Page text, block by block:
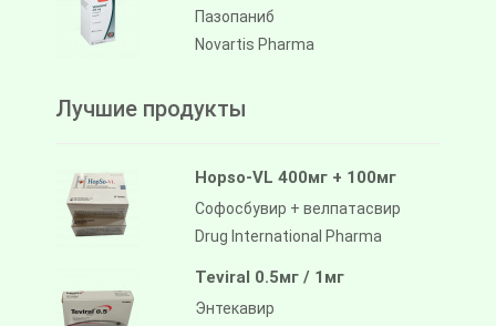
Пазопаниб
Novartis Pharma
Лучшие продукты
Hopso-VL 400мг + 100мг
Софосбувир + велпатасвир
Drug International Pharma
Teviral 0.5мг / 1мг
Энтекавир